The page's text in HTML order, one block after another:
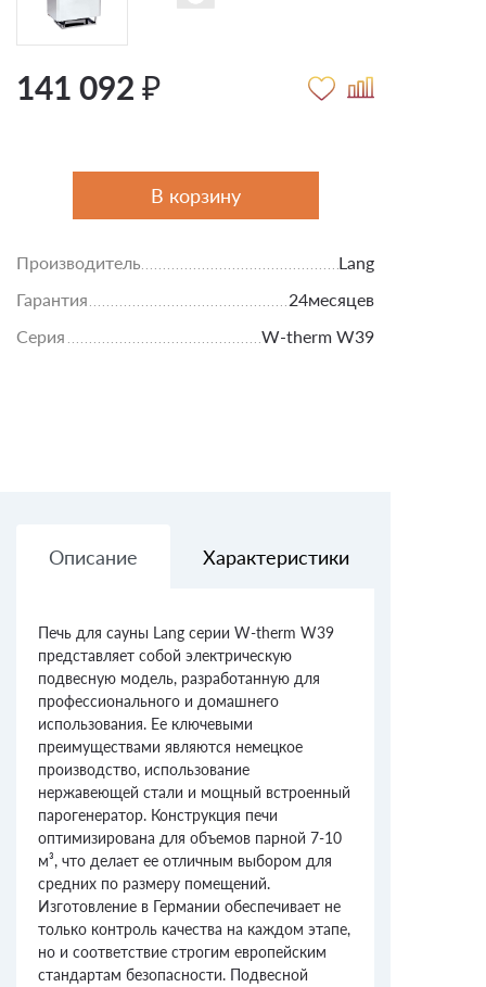
141 092 ₽
В корзину
Производитель
Lang
Гарантия
24месяцев
Серия
W-therm W39
Описание Характеристики
Печь для сауны Lang серии W-therm W39
представляет собой электрическую
подвесную модель, разработанную для
профессионального и домашнего
использования. Ее ключевыми
преимуществами являются немецкое
производство, использование
нержавеющей стали и мощный встроенный
парогенератор. Конструкция печи
оптимизирована для объемов парной 7-10
м³, что делает ее отличным выбором для
средних по размеру помещений.
Изготовление в Германии обеспечивает не
только контроль качества на каждом этапе,
но и соответствие строгим европейским
стандартам безопасности. Подвесной